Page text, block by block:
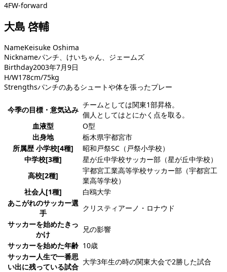
4FW-forward
大島 啓輔
NameKeisuke Oshima
Nicknameパンチ、けいちゃん、ジェームズ
Birthday2003年7月9日
H/W178cm/75kg
Strengthsパンチのあるシュートや体を張ったプレー
今季の目標・意気込み
チームとしては関東1部昇格。
個人としてはとにかく点を取る。
血液型
O型
出身地
栃木県宇都宮市
所属歴 小学校[4種]
昭和戸祭SC（戸祭小学校）
中学校[3種]
星が丘中学校サッカー部（星が丘中学校）
高校[2種]
宇都宮工業高等学校サッカー部（宇都宮工
業高等学校）
社会人[1種]
白鴎大学
あこがれのサッカー選
手
クリスティアーノ・ロナウド
サッカーを始めたきっ
かけ
兄の影響
サッカーを始めた年齢 10歳
サッカー人生で一番思
い出に残っている試合
大学3年生の時の関東大会で2勝した試合